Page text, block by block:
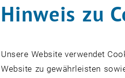
Hinweis zu
Unsere Website verwendet
Website zu gewährleisten